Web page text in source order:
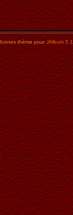
Icones thème pourJAlbum 5.1